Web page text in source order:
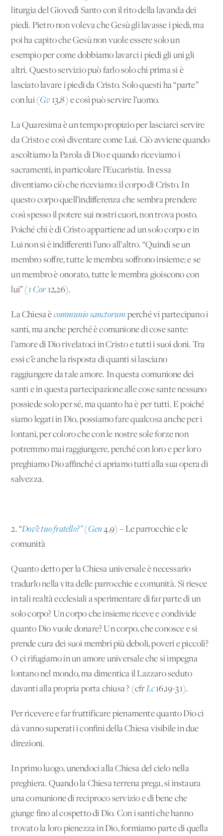
liturgia del Giovedì Santo con il rito della lavanda dei
piedi. Pietro non voleva che Gesù gli lavasse i piedi, ma
poi ha capito che Gesù non vuole essere solo un
esempio per come dobbiamo lavarci i piedi gli uni gli
altri. Questo servizio può farlo solo chi prima si è
lasciato lavare i piedi da Cristo. Solo questi ha “parte”
con lui (Gv 13,8) e così può servire l’uomo.
La Quaresima è un tempo propizio per lasciarci servire
da Cristo e così diventare come Lui. Ciò avviene quando
ascoltiamo la Parola di Dio e quando riceviamo i
sacramenti, in particolare l’Eucaristia. In essa
diventiamo ciò che riceviamo: il corpo di Cristo. In
questo corpo quell’indifferenza che sembra prendere
così spesso il potere sui nostri cuori, non trova posto.
Poiché chi è di Cristo appartiene ad un solo corpo e in
Lui non si è indifferenti l’uno all’altro. “Quindi se un
membro soffre, tutte le membra soffrono insieme; e se
un membro è onorato, tutte le membra gioiscono con
lui” (1 Cor12,26).
La Chiesa è communio sanctorum perché vi partecipano i
santi, ma anche perché è comunione di cose sante:
l’amore di Dio rivelatoci in Cristo e tutti i suoi doni. Tra
essi c’è anche la risposta di quanti si lasciano
raggiungere da tale amore. In questa comunione dei
santi e in questa partecipazione alle cose sante nessuno
possiede solo per sé, ma quanto ha è per tutti. E poiché
siamo legati in Dio, possiamo fare qualcosa anche per i
lontani, per coloro che con le nostre sole forze non
potremmo mai raggiungere, perché con loro e per loro
preghiamo Dio affinché ci apriamo tutti alla sua opera di
salvezza.
2. “Dov’è tuo fratello?”(Gen 4,9) – Le parrocchie e le
comunità
Quanto detto per la Chiesa universale è necessario
tradurlo nella vita delle parrocchie e comunità. Si riesce
in tali realtà ecclesiali a sperimentare di far parte di un
solo corpo? Un corpo che insieme riceve e condivide
quanto Dio vuole donare? Un corpo, che conosce e si
prende cura dei suoi membri più deboli, poveri e piccoli?
O ci rifugiamo in un amore universale che si impegna
lontano nel mondo, ma dimentica il Lazzaro seduto
davanti alla propria porta chiusa ? (cfr Lc16,19-31).
Per ricevere e far fruttificare pienamente quanto Dio ci
dà vanno superati i confini della Chiesa visibile in due
direzioni.
In primo luogo, unendoci alla Chiesa del cielo nella
preghiera. Quando la Chiesa terrena prega, si instaura
una comunione di reciproco servizio e di bene che
giunge fino al cospetto di Dio. Con i santi che hanno
trovato la loro pienezza in Dio, formiamo parte di quella